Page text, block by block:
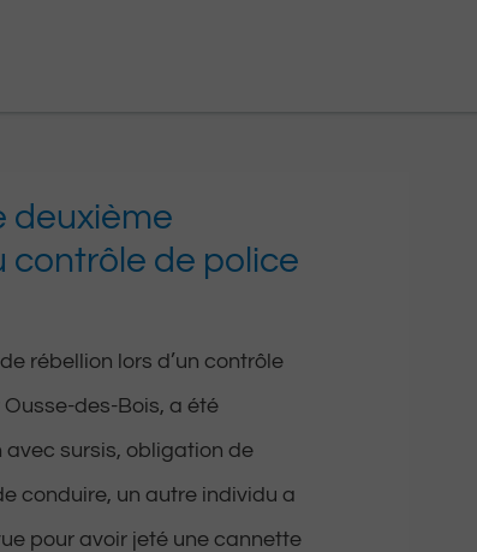
deuxième
contrôle de police
rébellion lors d’un contrôle
des-Bois, a été
sursis, obligation de
conduire, un autre individu a
pour avoir jeté une cannette